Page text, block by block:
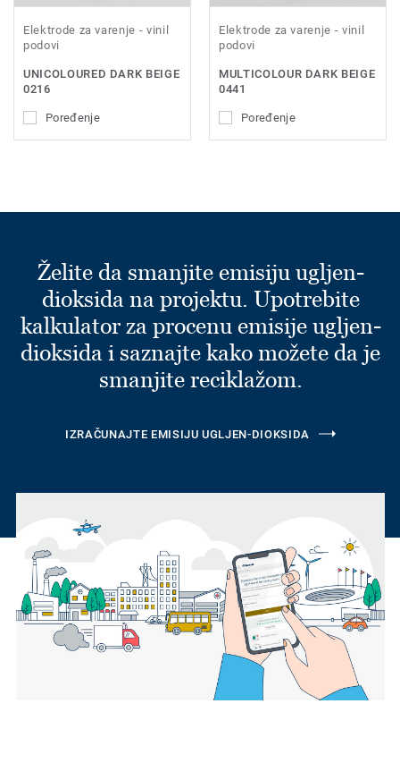
Elektrode za varenje - vinil
podovi
UNICOLOURED DARK BEIGE
0216
Poređenje
Elektrode za varenje - vinil
podovi
MULTICOLOUR DARK BEIGE
0441
Poređenje
Želite da smanjite emisiju ugljen-
dioksida na projektu. Upotrebite
kalkulator za procenu emisije ugljen-
dioksida i saznajte kako možete da je
smanjite reciklažom.
IZRAČUNAJTE EMISIJU UGLJEN-DIOKSIDA